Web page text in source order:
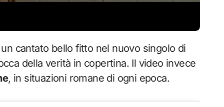
un cantato bello fitto nel nuovo singolo di
della verità in copertina. Il video invece
, in situazioni romane di ogni epoca.